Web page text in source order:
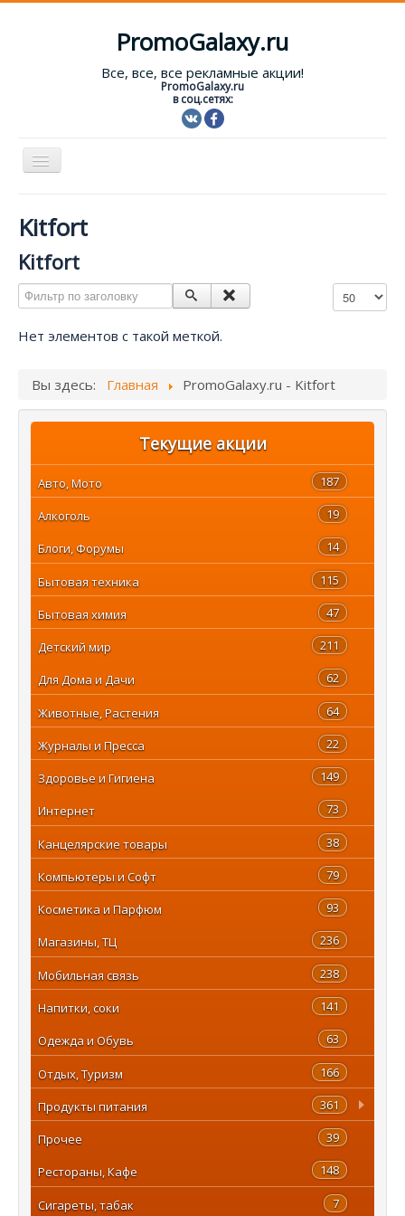
PromoGalaxy.ru
Все, все, все рекламные акции!
PromoGalaxy.ru
в соц.сетях:
Включить/
Форум
Kitfort
Kitfort
Фильтр по заголовку Кол-во
Нет элементов с такой меткой.
Вы здесь: Главная PromoGalaxy.ru - Kitfort
Текущие акции
187
Авто, Мото
19
Алкоголь
14
Блоги, Форумы
115
Бытовая техника
47
Бытовая химия
211
Детский мир
62
Для Дома и Дачи
64
Животные, Растения
22
Журналы и Пресса
149
Здоровье и Гигиена
73
Интернет
38
Канцелярские товары
79
Компьютеры и Софт
93
Косметика и Парфюм
236
Магазины, ТЦ
238
Мобильная связь
141
Напитки, соки
63
Одежда и Обувь
166
Отдых, Туризм
361
Продукты питания
39
Прочее
148
Рестораны, Кафе
7
Сигареты, табак